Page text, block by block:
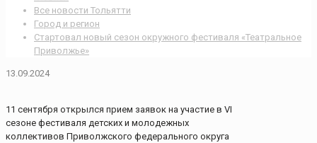
Все новости Тольятти
Город и регион
Стартовал новый сезон окружного фестиваля «Театральное
Приволжье»
13.09.2024
11 сентября открылся прием заявок на участие в VI
сезоне фестиваля детских и молодежных
коллективов Приволжского федерального округа